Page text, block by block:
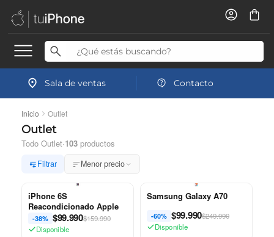
Sala de ventas Contacto
Inicio Outlet
Outlet
Todo Outlet·103productos
Filtrar Menor precio
iPhone 6S
Reacondicionado Apple
-38% $99.990$159.990
Disponible
Samsung Galaxy A70
-60% $99.990$249.990
Disponible